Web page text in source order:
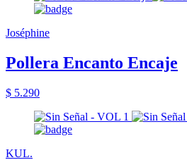
Joséphine
Pollera Encanto Encaje
$ 5.290
KUL.